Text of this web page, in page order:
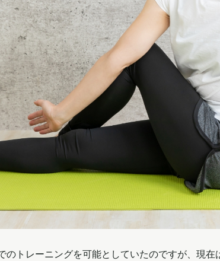
トレーニングを可能としていたのですが、現